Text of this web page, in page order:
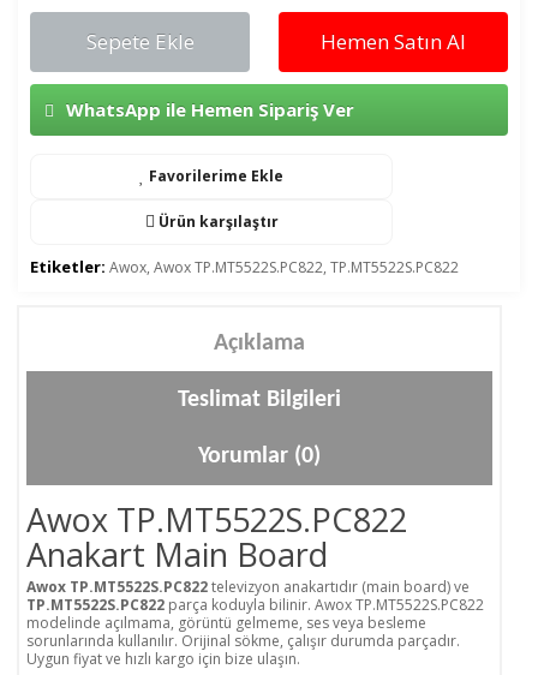
Sepete Ekle Hemen Satın Al
WhatsApp ile Hemen Sipariş Ver
Favorilerime Ekle
Ürün karşılaştır
Etiketler: Awox, Awox TP.MT5522S.PC822, TP.MT5522S.PC822
Açıklama
Teslimat Bilgileri
Yorumlar (0)
Awox TP.MT5522S.PC822
Anakart Main Board
Awox TP.MT5522S.PC822televizyon anakartıdır (main board) ve
TP.MT5522S.PC822 parça koduyla bilinir. Awox TP.MT5522S.PC822
modelinde açılmama, görüntü gelmeme, ses veya besleme
sorunlarında kullanılır. Orijinal sökme, çalışır durumda parçadır.
Uygun fiyat ve hızlı kargo için bize ulaşın.